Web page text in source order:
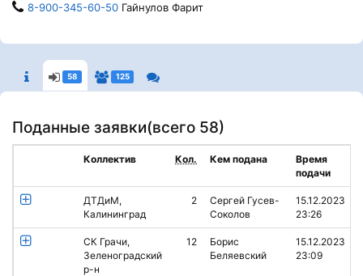
8-900-345-60-50 Гайнулов Фарит
58 125
Поданные заявки(всего 58)
Коллектив Кол. Кем подана
Время
подачи
ДТДиМ,
Калининград
2
Сергей Гусев-
Соколов
15.12.2023
23:26
СК Грачи,
Зеленоградский
р-н
12
Борис
Беляевский
15.12.2023
23:09